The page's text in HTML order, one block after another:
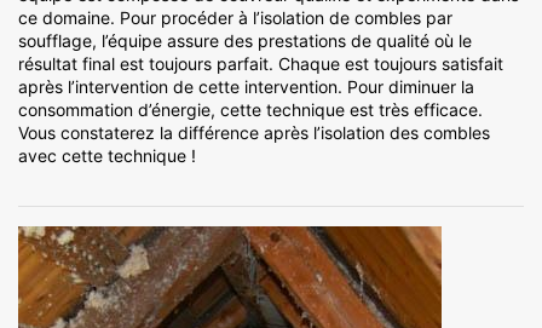
ce domaine. Pour procéder à l’isolation de combles par
soufflage, l’équipe assure des prestations de qualité où le
résultat final est toujours parfait. Chaque est toujours satisfait
après l’intervention de cette intervention. Pour diminuer la
consommation d’énergie, cette technique est très efficace.
Vous constaterez la différence après l’isolation des combles
avec cette technique !